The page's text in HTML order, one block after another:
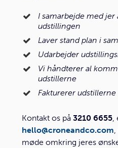
I samarbejde med
udstillingen
Laver stand plan i
Udarbejder
Vi håndterer al
udstillerne
Fakturerer udstillerne
Kontakt os på 3210 6655,
hello@croneandco.com
møde omkring jeres